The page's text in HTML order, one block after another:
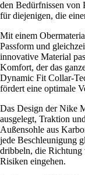
den Bedürfnissen von
für diejenigen, die
Mit einem
Passform und
innovative Material
Komfort, der das
Dynamic Fit Collar-
fördert eine optimale
Das Design der Nike
ausgelegt, Traktion
Außensohle aus
jede Beschleunigung
dribbeln, die Richtung
Risiken eingehen.